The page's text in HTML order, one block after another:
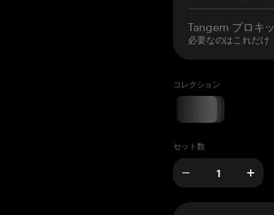
Tangem プロキ
必要なのはこれだけ
コレクション
セット数